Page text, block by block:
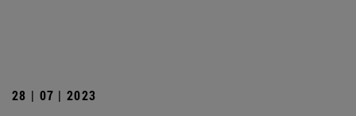
28 | 07 | 2023